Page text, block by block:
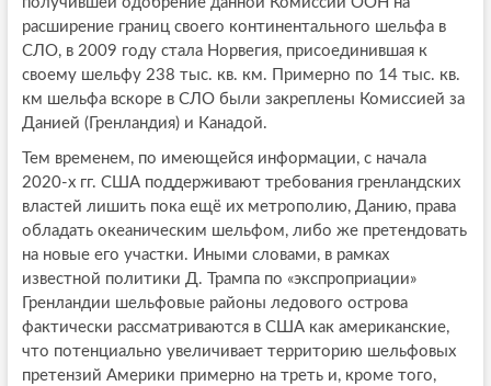
расширение границ своего континентального шельфа в
СЛО, в 2009 году стала Норвегия, присоединившая к
своему шельфу 238 тыс. кв. км. Примерно по 14 тыс. кв.
км шельфа вскоре в СЛО были закреплены Комиссией за
Данией (Гренландия) и Канадой.
Тем временем, по имеющейся информации, с начала
2020-х гг. США поддерживают требования гренландских
властей лишить пока ещё их метрополию, Данию, права
обладать океаническим шельфом, либо же претендовать
на новые его участки. Иными словами, в рамках
известной политики Д. Трампа по «экспроприации»
Гренландии шельфовые районы ледового острова
фактически рассматриваются в США как американские,
что потенциально увеличивает территорию шельфовых
претензий Америки примерно на треть и, кроме того,